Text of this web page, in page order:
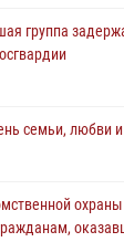
группа
семьи, любви и